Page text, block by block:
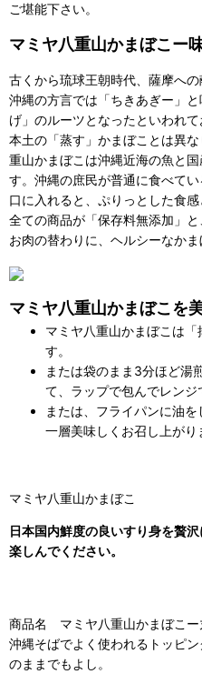
ご堪能下さい。
マミヤ八重山かまぼこー
古くから琉球王朝時代、薩摩へ
沖縄の方言では「ちきあぎー」
げ」のルーツとなったといわれて
本土の「蒸す」かまぼことは異
重山かまぼこは沖縄近海の魚と
す。沖縄の庶民が普通に食べて
口に入れると、ぷりっとした食
全ての商品が「保存料無添加」
お肉の替わりに、ヘルシーなか
マミヤ八重山かまぼこを
マミヤ八重山かまぼこは
す。
または袋のまま3分ほど湯
て、ラップで包んでレン
または、フライパンに油
一層美味しくお召し上がり
マミヤ八重山かまぼこ
日本国内鮮度の良いすり身を贅
楽しんでください。
商品名 マミヤ八重山かまぼこー
沖縄そばでよく使われるトッピ
のままでもよし。